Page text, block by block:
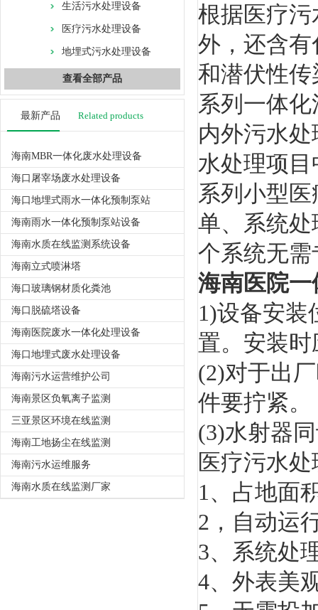
生活污水处理设备
医疗污水处理设备
地埋式污水处理设备
查看全部产品
最新产品 Related products
海南MBR一体化废水处理设备
海口屠宰场废水处理设备
海口地埋式雨水一体化预制泵站
海南雨水一体化预制泵站设备
海南水质在线监测系统设备
海南立式喷淋塔
海口玻璃钢材质化粪池
海口脱硫塔设备
海南医院废水一体化处理设备
海口地埋式废水处理设备
海南污水运营维护公司
海南景区负氧离子监测
三亚景区环境在线监测
海南工地扬尘在线监测
海南污水运维服务
海南水质在线监测厂家
根据医疗
外，还含
和潜伏性
系列一体
内外污水
水处理项
系列小型
单、系统
个系统无
海南医院
1)设备安装
置。安装
(2)对于出
件要拧紧。
(3)水射器
医疗污水
1、占地面
2，自动运
3、系统处
4、外表美